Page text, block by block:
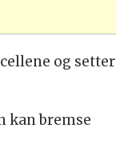
og setter
kan bremse